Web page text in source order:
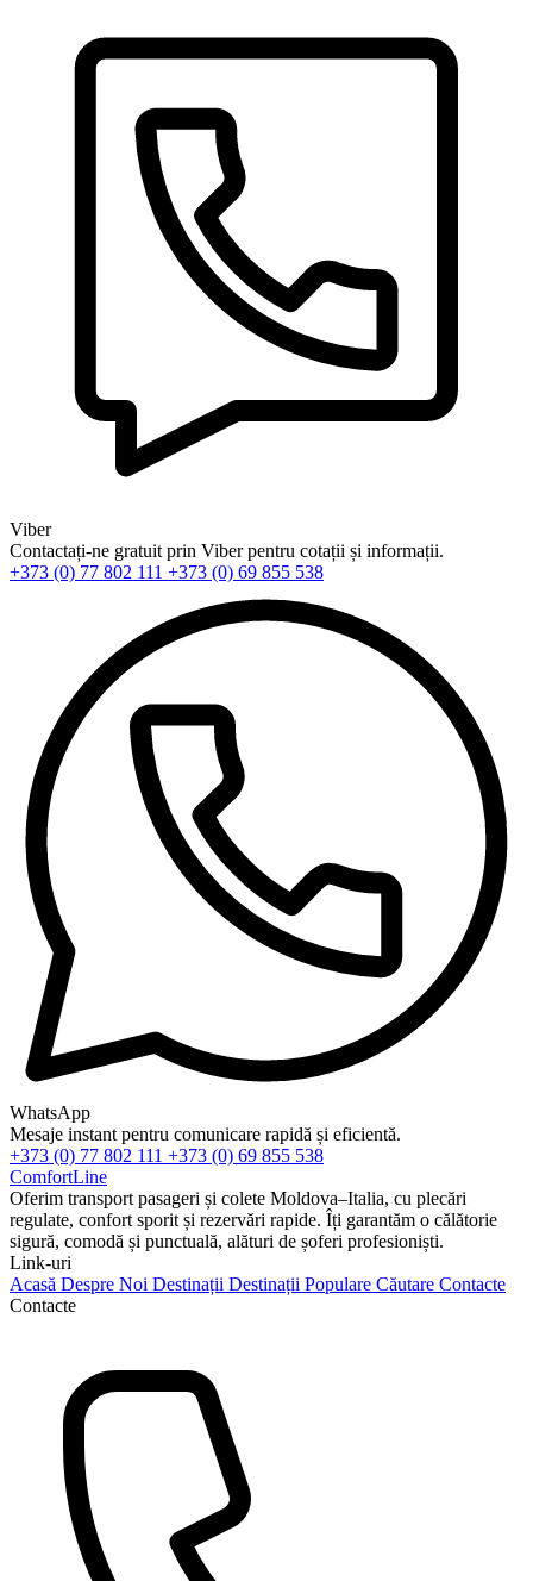
Viber
Contactați-ne gratuit prin Viber pentru cotații și informații.
+373 (0) 77 802 111 +373 (0) 69 855 538
WhatsApp
Mesaje instant pentru comunicare rapidă și eficientă.
+373 (0) 77 802 111 +373 (0) 69 855 538
ComfortLine
Oferim transport pasageri și colete Moldova–Italia, cu plecări
regulate, confort sporit și rezervări rapide. Îți garantăm o călătorie
sigură, comodă și punctuală, alături de șoferi profesioniști.
Link-uri
Acasă Despre Noi Destinații Destinații Populare Căutare Contacte
Contacte